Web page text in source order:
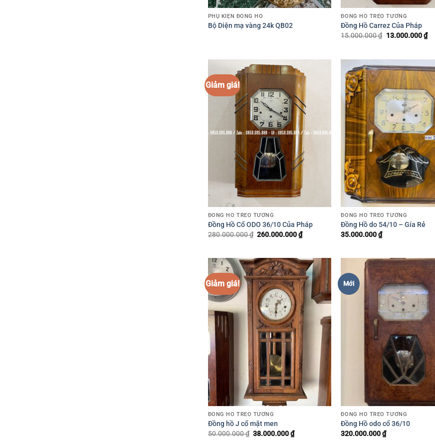
PHỤ KIỆN ĐỒNG HỒ
Bộ Diện mạ vàng 24k QB02
ĐỒNG HỒ TREO TƯỜNG
Đồng Hồ Carrez Của Pháp
15.000.000₫ Giá
13.000.000₫Giá
Giảm giá!
ĐỒNG HỒ TREO TƯỜNG
Đồng Hồ Cổ ODO 36/10 Của Pháp
280.000.000₫ Giá
260.000.000₫Giá
260.000.000 ₫.
ĐỒNG HỒ TREO TƯỜNG
Đồng Hồ do 54/10 – Gía Rẻ
35.000.000₫
Giảm giá!
ĐỒNG HỒ TREO TƯỜNG
Đồng hồ J cổ mặt men
50.000.000₫ Giá
38.000.000₫Giá
Mới
ĐỒNG HỒ TREO TƯỜNG
Đồng Hồ odo cổ 36/10
320.000.000₫